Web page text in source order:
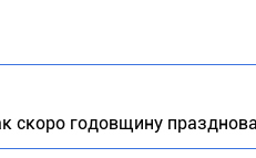
скоро годовщину